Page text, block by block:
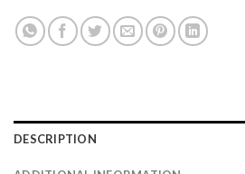
DESCRIPTION